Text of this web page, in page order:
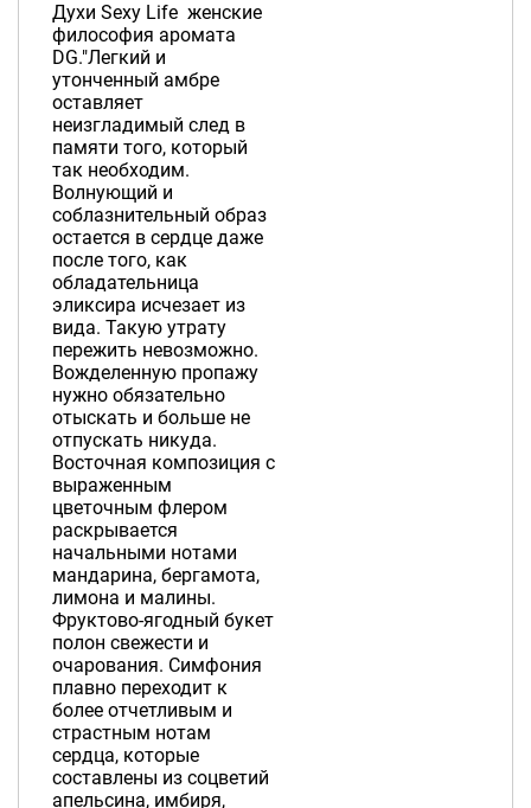
Духи Sexy Life женские
философия аромата
DG."Легкий и
утонченный амбре
оставляет
неизгладимый след в
памяти того, который
так необходим.
Волнующий и
соблазнительный образ
остается в сердце даже
после того, как
обладательница
эликсира исчезает из
вида. Такую утрату
пережить невозможно.
Вожделенную пропажу
нужно обязательно
отыскать и больше не
отпускать никуда.
Восточная композиция с
выраженным
цветочным флером
раскрывается
начальными нотами
мандарина, бергамота,
лимона и малины.
Фруктово-ягодный букет
полон свежести и
очарования. Симфония
плавно переходит к
более отчетливым и
страстным нотам
сердца, которые
составлены из соцветий
апельсина, имбиря,